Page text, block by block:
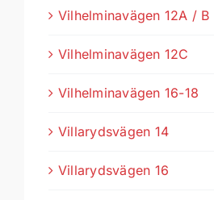
Vilhelminavägen 12A / B
Vilhelminavägen 12C
Vilhelminavägen 16-18
Villarydsvägen 14
Villarydsvägen 16